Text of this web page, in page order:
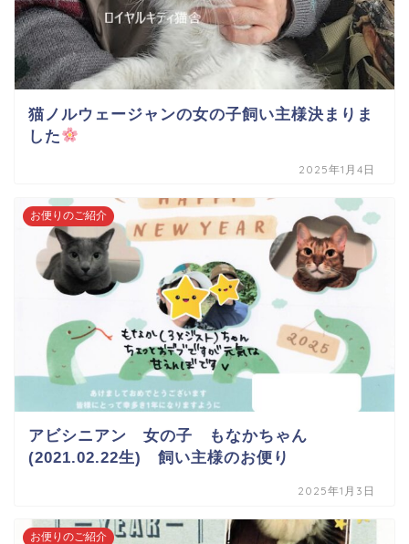
猫ノルウェージャンの女の子飼い主様決まりま
した
2025年1月4日
お便りのご紹介
アビシニアン 女の子 もなかちゃん
(2021.02.22生) 飼い主様のお便り
2025年1月3日
お便りのご紹介